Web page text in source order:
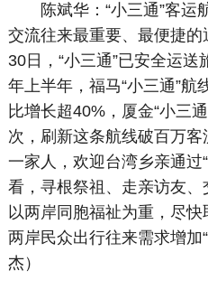
陈斌华：“小三通”客运
交流往来最重要、最便捷的
30日，“小三通”已安全运
年上半年，福马“小三通”航
比增长超40%，厦金“小三
次，刷新这条航线破百万
一家人，欢迎台湾乡亲通过
看，寻根祭祖、走亲访友
以两岸同胞福祉为重，尽
两岸民众出行往来需求增加
杰）